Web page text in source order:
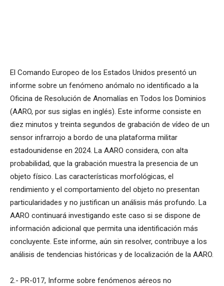
El Comando Europeo de los Estados Unidos presentó un
informe sobre un fenómeno anómalo no identificado a la
Oficina de Resolución de Anomalías en Todos los Dominios
(AARO, por sus siglas en inglés). Este informe consiste en
diez minutos y treinta segundos de grabación de vídeo de un
sensor infrarrojo a bordo de una plataforma militar
estadounidense en 2024. La AARO considera, con alta
probabilidad, que la grabación muestra la presencia de un
objeto físico. Las características morfológicas, el
rendimiento y el comportamiento del objeto no presentan
particularidades y no justifican un análisis más profundo. La
AARO continuará investigando este caso si se dispone de
información adicional que permita una identificación más
concluyente. Este informe, aún sin resolver, contribuye a los
análisis de tendencias históricas y de localización de la AARO.
2.- PR-017, Informe sobre fenómenos aéreos no